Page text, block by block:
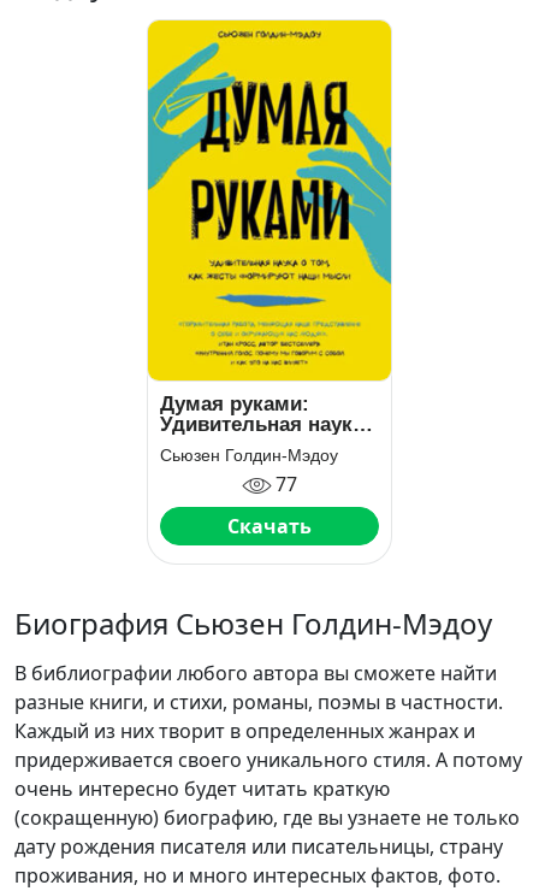
Думая руками:
Удивительная наука
о том, как жесты
формируют наши
Сьюзен Голдин-Мэдоу
77
Скачать
Биография Сьюзен Голдин-Мэдоу
В библиографии любого автора вы сможете найти
разные книги, и стихи, романы, поэмы в частности.
Каждый из них творит в определенных жанрах и
придерживается своего уникального стиля. А потому
очень интересно будет читать краткую
(сокращенную) биографию, где вы узнаете не только
дату рождения писателя или писательницы, страну
проживания, но и много интересных фактов, фото.